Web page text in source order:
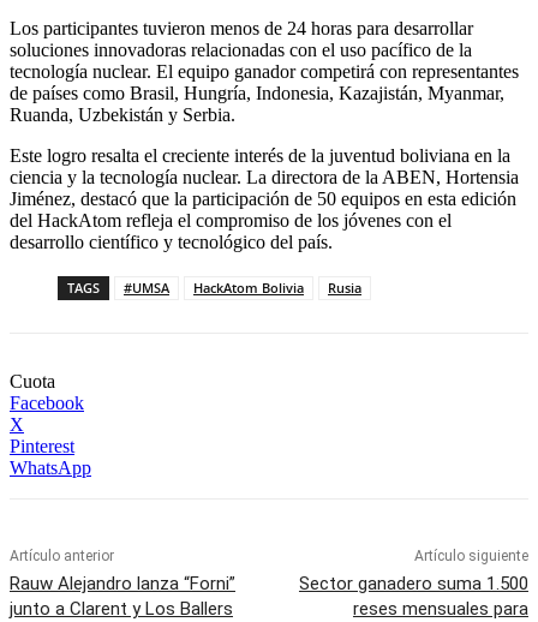
Los participantes tuvieron menos de 24 horas para desarrollar
soluciones innovadoras relacionadas con el uso pacífico de la
tecnología nuclear. El equipo ganador competirá con representantes
de países como Brasil, Hungría, Indonesia, Kazajistán, Myanmar,
Ruanda, Uzbekistán y Serbia.
Este logro resalta el creciente interés de la juventud boliviana en la
ciencia y la tecnología nuclear. La directora de la ABEN, Hortensia
Jiménez, destacó que la participación de 50 equipos en esta edición
del HackAtom refleja el compromiso de los jóvenes con el
desarrollo científico y tecnológico del país.
TAGS #UMSA HackAtom Bolivia Rusia
Cuota
Facebook
X
Pinterest
WhatsApp
Artículo anterior
Rauw Alejandro lanza “Forni”
junto a Clarent y Los Ballers
Artículo siguiente
Sector ganadero suma 1.500
reses mensuales para